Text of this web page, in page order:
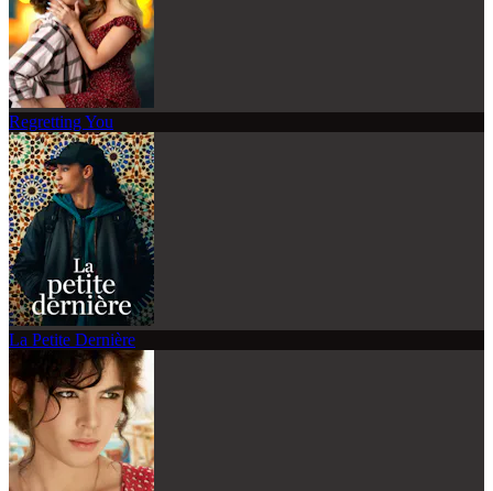
Regretting You
La Petite Dernière